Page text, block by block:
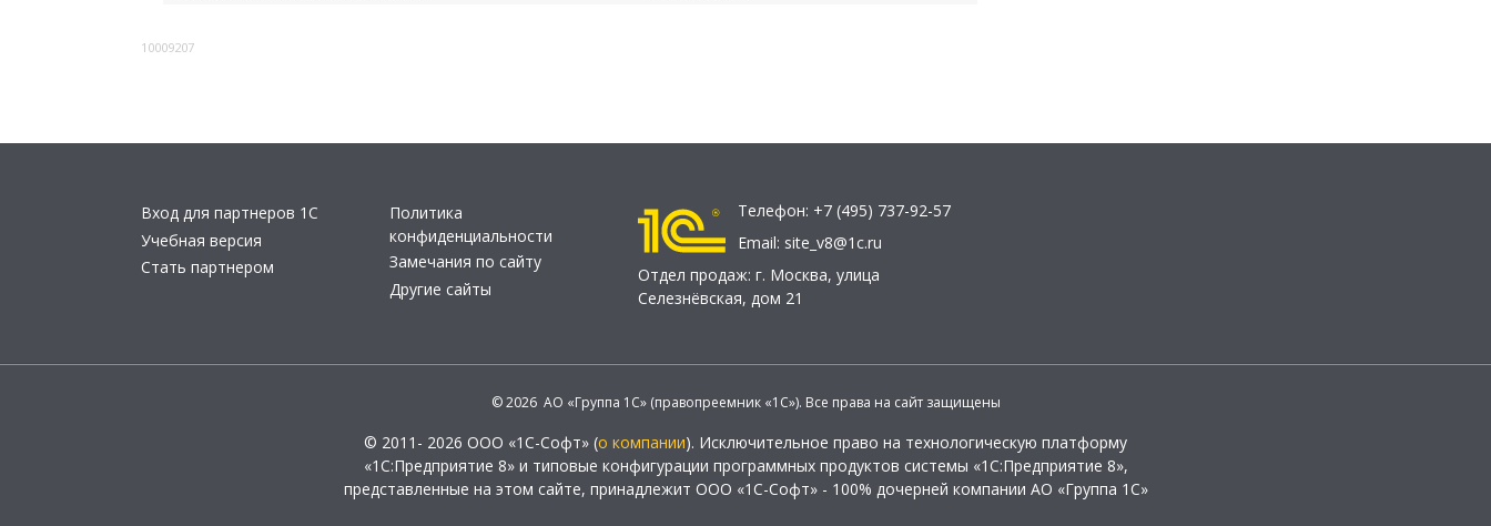
10009207
Вход для партнеров 1С
Учебная версия
Стать партнером
Политика
конфиденциальности
Замечания по сайту
Другие сайты
Телефон: +7 (495) 737-92-57
Email: site_v8@1c.ru
Отдел продаж: г. Москва, улица
Селезнёвская, дом 21
© 2026 АО «Группа 1С» (правопреемник «1С»). Все права на сайт защищены
© 2011- 2026 ООО «1С-Софт» (о компании). Исключительное право на технологическую платформу
«1С:Предприятие 8» и типовые конфигурации программных продуктов системы «1С:Предприятие 8»,
представленные на этом сайте, принадлежит ООО «1С-Софт» - 100% дочерней компании АО «Группа 1С»